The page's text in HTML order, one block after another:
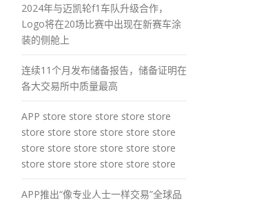
2024年与迈凯轮f1车队升级合作，
Logo将在20场比赛中出现在新赛车涂
装的侧舱上
连续11个月发布储备报告，储备证明在
各大交易所中质量最高
APP store store store store store
store store store store store store
store store store store store store
store store store store store store
APP推出“像专业人士一样交易”全球品